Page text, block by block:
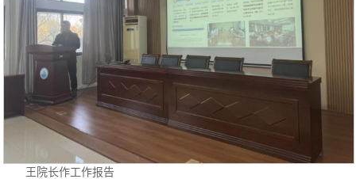
王院长作工作报告